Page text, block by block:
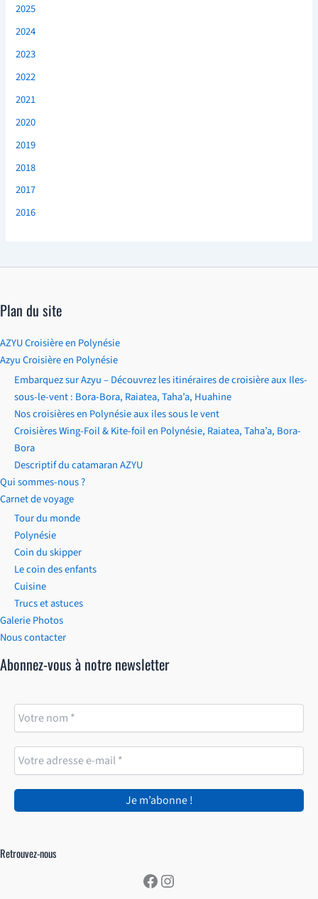
2025
2024
2023
2022
2021
2020
2019
2018
2017
2016
Plan du site
AZYU Croisière en Polynésie
Azyu Croisière en Polynésie
Embarquez sur Azyu – Découvrez les itinéraires de croisière aux Iles-
sous-le-vent : Bora-Bora, Raiatea, Taha’a, Huahine
Nos croisières en Polynésie aux iles sous le vent
Croisières Wing-Foil & Kite-foil en Polynésie, Raiatea, Taha’a, Bora-
Bora
Descriptif du catamaran AZYU
Qui sommes-nous ?
Carnet de voyage
Tour du monde
Polynésie
Coin du skipper
Le coin des enfants
Cuisine
Trucs et astuces
Galerie Photos
Nous contacter
Abonnez-vous à notre newsletter
Retrouvez-nous
Facebook
Instagram